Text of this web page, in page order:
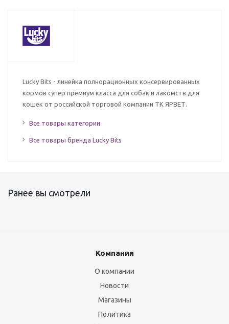
Lucky Bits - линейка полнорационных консервированных
кормов супер премиум класса для собак и лакомств для
кошек от российской торговой компании ТК ЯРВЕТ.
Все товары категории
Все товары бренда Lucky Bits
Ранее вы смотрели
Компания
О компании
Новости
Магазины
Политика